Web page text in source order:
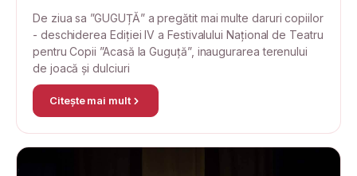
De ziua sa ”GUGUȚĂ” a pregătit mai multe daruri copiilor
- deschiderea Ediției IV a Festivalului Național de Teatru
pentru Copii ”Acasă la Guguță”, inaugurarea terenului
de joacă și dulciuri
Citește mai mult